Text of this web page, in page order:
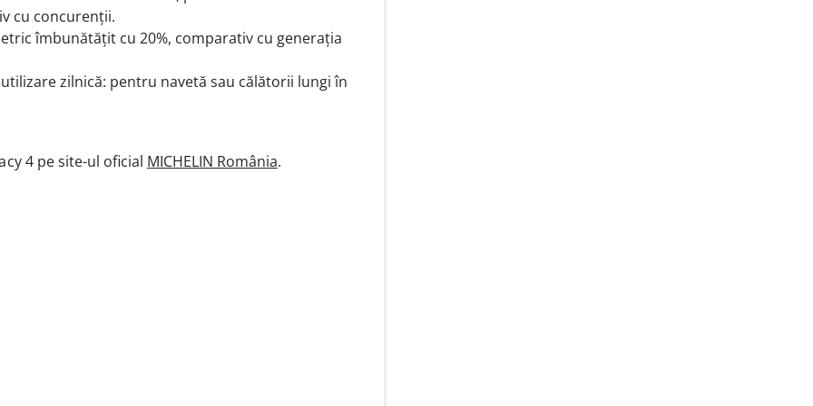
cu concurenții.
îmbunătățit cu 20%, comparativ cu generația
zilnică: pentru navetă sau călătorii lungi în
4pe site-ul oficial MICHELIN România.